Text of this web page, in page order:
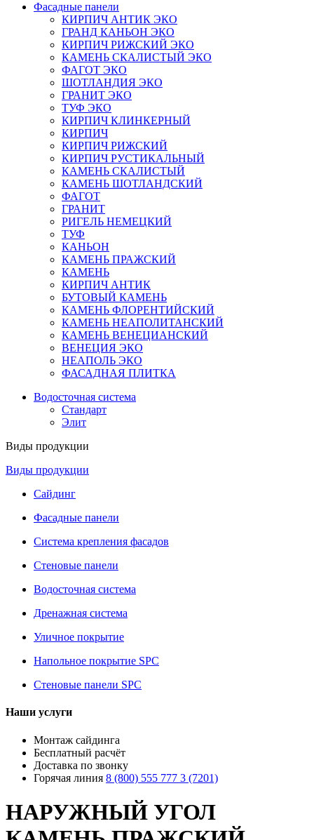
Фасадные панели
КИРПИЧ АНТИК ЭКО
ГРАНД КАНЬОН ЭКО
КИРПИЧ РИЖСКИЙ ЭКО
КАМЕНЬ СКАЛИСТЫЙ ЭКО
ФАГОТ ЭКО
ШОТЛАНДИЯ ЭКО
ГРАНИТ ЭКО
ТУФ ЭКО
КИРПИЧ КЛИНКЕРНЫЙ
КИРПИЧ
КИРПИЧ РИЖСКИЙ
КИРПИЧ РУСТИКАЛЬНЫЙ
КАМЕНЬ СКАЛИСТЫЙ
КАМЕНЬ ШОТЛАНДСКИЙ
ФАГОТ
ГРАНИТ
РИГЕЛЬ НЕМЕЦКИЙ
ТУФ
КАНЬОН
КАМЕНЬ ПРАЖСКИЙ
КАМЕНЬ
КИРПИЧ АНТИК
БУТОВЫЙ КАМЕНЬ
КАМЕНЬ ФЛОРЕНТИЙСКИЙ
КАМЕНЬ НЕАПОЛИТАНСКИЙ
КАМЕНЬ ВЕНЕЦИАНСКИЙ
ВЕНЕЦИЯ ЭКО
НЕАПОЛЬ ЭКО
ФАСАДНАЯ ПЛИТКА
Водосточная система
Стандарт
Элит
Виды продукции
Виды продукции
Сайдинг
Фасадные панели
Система крепления фасадов
Стеновые панели
Водосточная система
Дренажная система
Уличное покрытие
Напольное покрытие SPC
Стеновые панели SPC
Наши услуги
Монтаж сайдинга
Бесплатный расчёт
Доставка по звонку
Горячая линия 8 (800) 555 777 3 (7201)
НАРУЖНЫЙ УГОЛ